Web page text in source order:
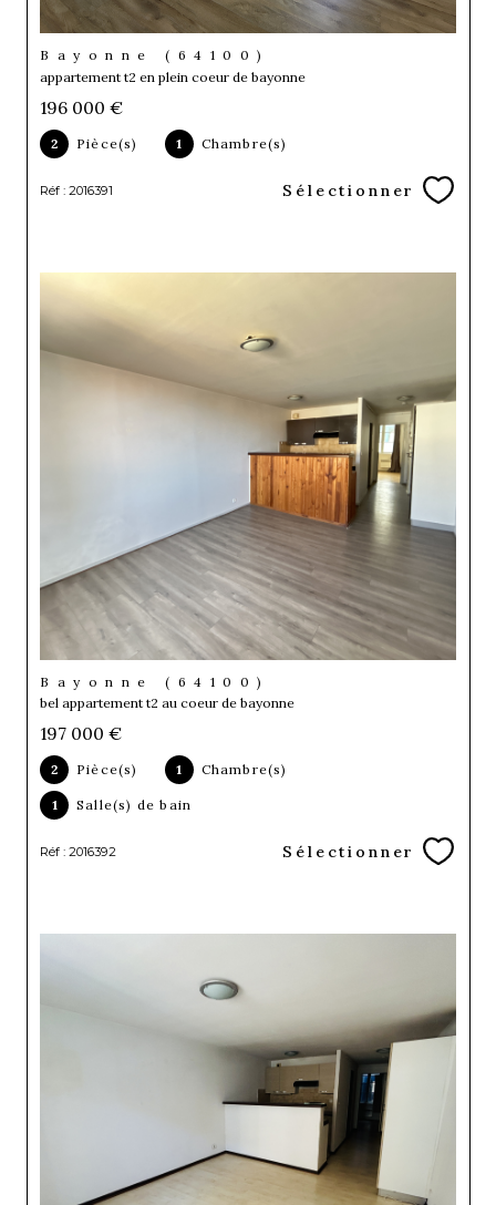
Bayonne (64100)
appartement t2 en plein coeur de bayonne
196 000 €
2 Pièce(s) 1 Chambre(s)
Réf : 2016391 Sélectionner
Bayonne (64100)
bel appartement t2 au coeur de bayonne
197 000 €
2 Pièce(s) 1 Chambre(s)
1 Salle(s) de bain
Réf : 2016392 Sélectionner